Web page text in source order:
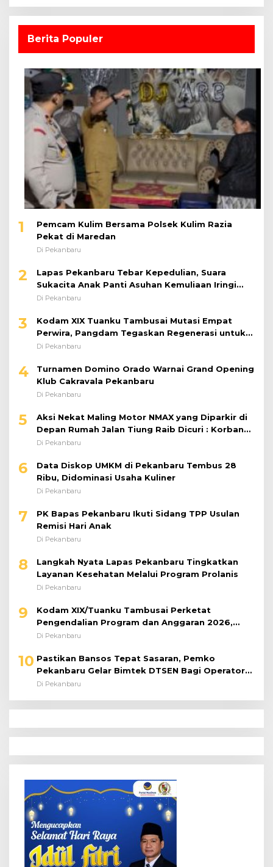
Berita Populer
1
Pemcam Kulim Bersama Polsek Kulim Razia
Pekat di Maredan
Di Pekanbaru
2
Lapas Pekanbaru Tebar Kepedulian, Suara
Sukacita Anak Panti Asuhan Kemuliaan Iringi
Bantuan Sosial
Di Pekanbaru
3
Kodam XIX Tuanku Tambusai Mutasi Empat
Perwira, Pangdam Tegaskan Regenerasi untuk
Perkuat Kinerja Satuan
Di Pekanbaru
4
Turnamen Domino Orado Warnai Grand Opening
Klub Cakravala Pekanbaru
Di Pekanbaru
5
Aksi Nekat Maling Motor NMAX yang Diparkir di
Depan Rumah Jalan Tiung Raib Dicuri : Korban
Minta Pelaku Ditangkap Pihak Kepolisian
Di Pekanbaru
6
Data Diskop UMKM di Pekanbaru Tembus 28
Ribu, Didominasi Usaha Kuliner
Di Pekanbaru
7
PK Bapas Pekanbaru Ikuti Sidang TPP Usulan
Remisi Hari Anak
Di Pekanbaru
8
Langkah Nyata Lapas Pekanbaru Tingkatkan
Layanan Kesehatan Melalui Program Prolanis
Di Pekanbaru
9
Kodam XIX/Tuanku Tambusai Perketat
Pengendalian Program dan Anggaran 2026,
Pastikan Kinerja Tepat Sasaran
Di Pekanbaru
10 Pastikan Bansos Tepat Sasaran, Pemko
Pekanbaru Gelar Bimtek DTSEN Bagi Operator
Puskessos
Di Pekanbaru